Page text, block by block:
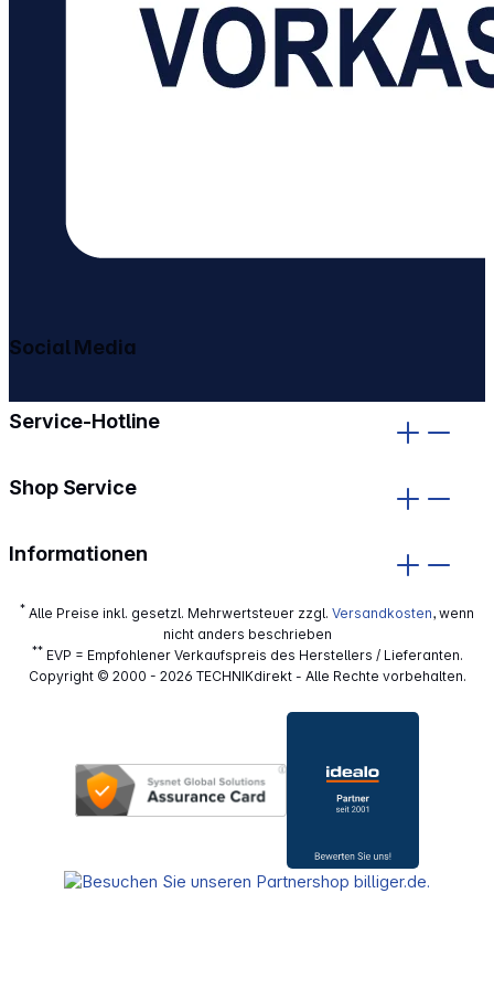
Service-Hotline
Shop Service
Informationen
Social Media
* Alle Preise inkl. gesetzl. Mehrwertsteuer zzgl. Versandkosten, wenn
nicht anders beschrieben
**EVP = Empfohlener Verkaufspreis des Herstellers / Lieferanten.
Copyright © 2000 - 2026 TECHNIKdirekt - Alle Rechte vorbehalten.